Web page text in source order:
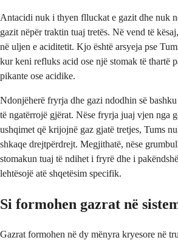
Antacidi nuk i thyen flluckat e gazit dhe nuk
gazit nëpër traktin tuaj tretës. Në vend të
në uljen e aciditetit. Kjo është arsyeja pse
kur keni refluks acid ose një stomak të thartë
pikante ose acidike.
Ndonjëherë fryrja dhe gazi ndodhin së
të ngatërrojë gjërat. Nëse fryrja juaj vjen nga
ushqimet që krijojnë gaz gjatë tretjes, Tums
shkaqe drejtpërdrejt. Megjithatë, nëse
stomakun tuaj të ndihet i fryrë dhe i
lehtësojë atë shqetësim specifik.
Si formohen gazrat në
Gazrat formohen në dy mënyra kryesore në